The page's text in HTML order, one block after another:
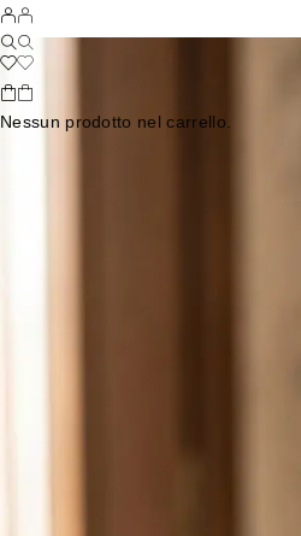
Nessun prodotto nel carrello.